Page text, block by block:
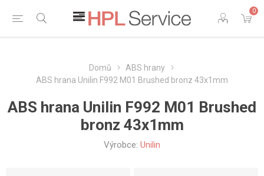
0
Domů
ABS hrany
ABS hrana Unilin F992 M01 Brushed bronz 43x1mm
ABS hrana Unilin F992 M01 Brushed
bronz 43x1mm
Výrobce: Unilin